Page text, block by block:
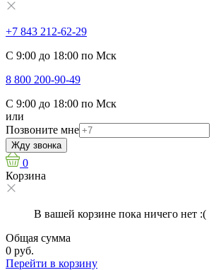
+7 843 212-62-29
С 9:00 до 18:00 по Мск
8 800 200-90-49
С 9:00 до 18:00 по Мск
или
Позвоните мне
Жду звонка
0
Корзина
В вашей корзине пока ничего нет :(
Общая сумма
0 руб.
Перейти в корзину